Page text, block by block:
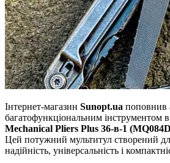
Інтернет-магазин Sunopt.ua поповнив
багатофункціональним інструментом
Mechanical Pliers Plus 36-в-1
Цей потужний мультитул створений
надійність, універсальність і